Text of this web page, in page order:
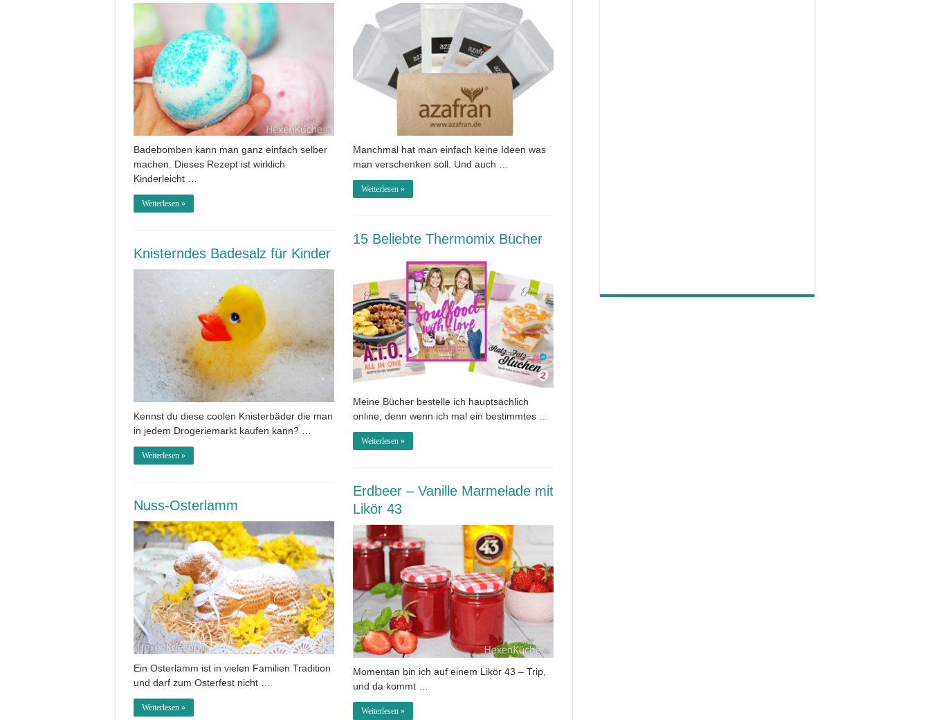
Manchmal hat man einfach keine Ideen was
man verschenken soll. Und auch …
Weiterlesen »
Badebomben kann man ganz einfach selber
machen. Dieses Rezept ist wirklich
Kinderleicht …
Weiterlesen »
15 Beliebte Thermomix Bücher
Meine Bücher bestelle ich hauptsächlich
online, denn wenn ich mal ein bestimmtes …
Weiterlesen »
Knisterndes Badesalz für Kinder
Kennst du diese coolen Knisterbäder die man
in jedem Drogeriemarkt kaufen kann? …
Weiterlesen »
Erdbeer – Vanille Marmelade mit
Likör 43
Momentan bin ich auf einem Likör 43 – Trip,
und da kommt …
Weiterlesen »
Nuss-Osterlamm
Ein Osterlamm ist in vielen Familien Tradition
und darf zum Osterfest nicht …
Weiterlesen »